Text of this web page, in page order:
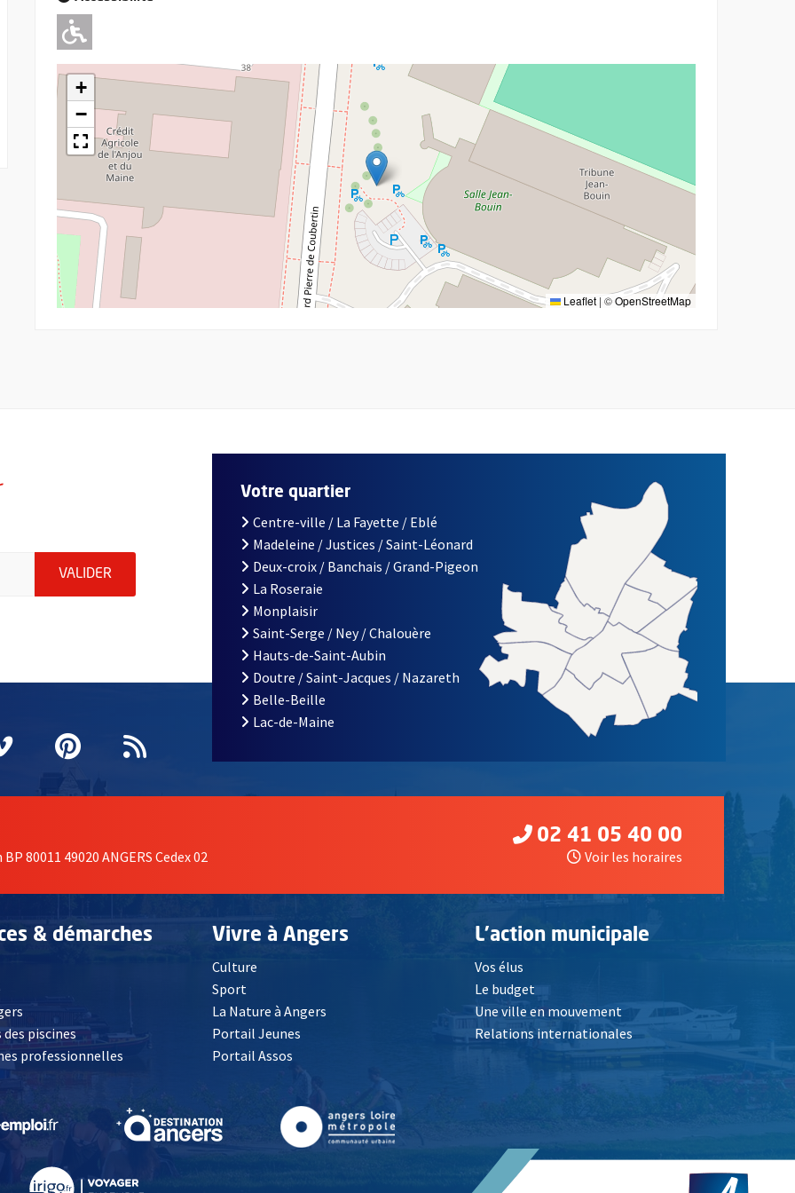
Adapté pour l'handicap Moteur
+
−
Leaflet | ©OpenStreetMap
indiquez votre email (champ obligatoire)
VALIDER ENVOYER MA DEMANDE D'INSCRIPTION À LA LETTRE D'INFORMATION DE LA VILLE D'ANGERS
fenêtrefenêtre
une nouvelle fenêtre
Vimeo
, Ouvre une nouvelle fenêtre
Pinterest
, Ouvre une nouvelle fenêtre
Flux RSS
Votre quartier
Centre-ville / La Fayette / Eblé
Madeleine / Justices / Saint-Léonard
Deux-croix / Banchais / Grand-Pigeon
La Roseraie
Monplaisir
Saint-Serge / Ney / Chalouère
Hauts-de-Saint-Aubin
Doutre / Saint-Jacques / Nazareth
Belle-Beille
Lac-de-Maine
80011 49020 ANGERS Cedex 02
02 41 05 40 00
Voir les horaires
& démarches
, Ouvre une nouvelle fenêtre
piscines
professionnelles
Vivre à Angers
Culture
Sport
La Nature à Angers
Portail Jeunes
Portail Assos
L'action municipale
Vos élus
Le budget
Une ville en mouvement
Relations internationales
fenêtre , Ouvre une nouvelle fenêtre , Ouvre une nouvelle fenêtre, Ouvre une nouvelle fenêtre